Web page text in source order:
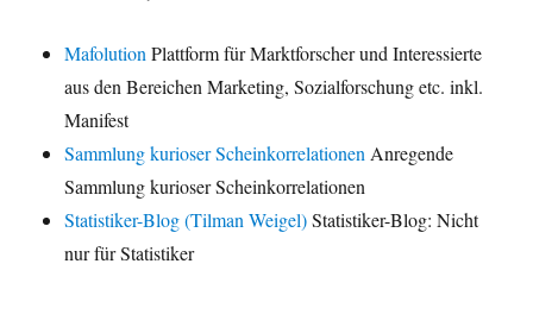
Mafolution Plattform für Marktforscher und Interessierte
aus den Bereichen Marketing, Sozialforschung etc. inkl.
Manifest
Sammlung kurioser Scheinkorrelationen Anregende
Sammlung kurioser Scheinkorrelationen
Statistiker-Blog (Tilman Weigel)Statistiker-Blog: Nicht
nur für Statistiker